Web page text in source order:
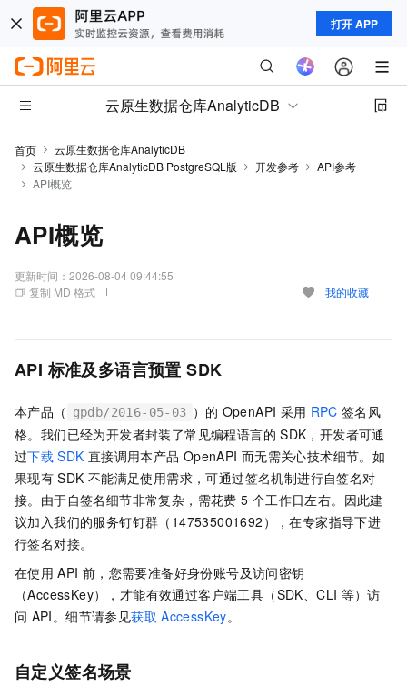
打开 APP
云原生数据仓库AnalyticDB
首页
云原生数据仓库AnalyticDB
云原生数据仓库AnalyticDB PostgreSQL版
开发参考
API参考
API概览
API概览
更新时间： 2026-08-04 09:44:55
复制 MD 格式
我的收藏
API 标准及多语言预置 SDK
本产品（ gpdb/2016-05-03 ）的 OpenAPI 采用 RPC 签名风
格。我们已经为开发者封装了常见编程语言的 SDK，开发者可通
过下载 SDK 直接调用本产品 OpenAPI 而无需关心技术细节。如
果现有 SDK 不能满足使用需求，可通过签名机制进行自签名对
接。由于自签名细节非常复杂，需花费 5 个工作日左右。因此建
议加入我们的服务钉钉群（147535001692），在专家指导下进
行签名对接。
在使用 API 前，您需要准备好身份账号及访问密钥
（AccessKey），才能有效通过客户端工具（SDK、CLI 等）访
问 API。细节请参见获取 AccessKey。
自定义签名场景